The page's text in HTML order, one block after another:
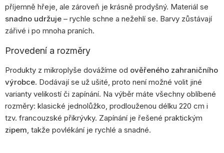
příjemně hřeje, ale zároveň je krásně prodyšný. Materiál se
snadno udržuje – rychle schne a nežehlí se. Barvy zůstávají
zářivé i po mnoha praních.
Provedení a rozměry
Produkty z mikroplyše dovážíme od ověřeného zahraničního
výrobce. Dodávají se už ušité, proto není možné volit jiné
varianty velikostí či zapínání. Na výběr máte všechny oblíbené
rozměry: klasické jednolůžko, prodlouženou délku 220 cm i
tzv. francouzské přikrývky. Zapínání je řešené praktickým
zipem, takže povlékání je rychlé a snadné.